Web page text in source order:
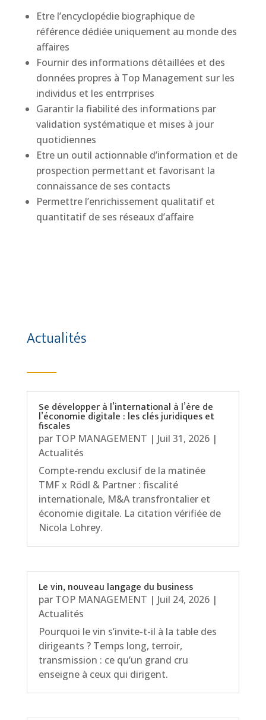
Etre l’encyclopédie biographique de
référence dédiée uniquement au monde des
affaires
Fournir des informations détaillées et des
données propres à Top Management sur les
individus et les entrrprises
Garantir la fiabilité des informations par
validation systématique et mises à jour
quotidiennes
Etre un outil actionnable d’information et de
prospection permettant et favorisant la
connaissance de ses contacts
Permettre l’enrichissement qualitatif et
quantitatif de ses réseaux d’affaire
Actualités
Se développer à l’international à l’ère de
l’économie digitale : les clés juridiques et
fiscales
par TOP MANAGEMENT | Juil 31, 2026|
Actualités
Compte-rendu exclusif de la matinée
TMF x Rödl & Partner : fiscalité
internationale, M&A transfrontalier et
économie digitale. La citation vérifiée de
Nicola Lohrey.
Le vin, nouveau langage du business
par TOP MANAGEMENT | Juil 24, 2026|
Actualités
Pourquoi le vin s’invite-t-il à la table des
dirigeants ? Temps long, terroir,
transmission : ce qu’un grand cru
enseigne à ceux qui dirigent.